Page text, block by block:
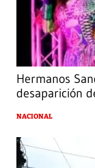
Hermanos
desaparición
NACIONAL